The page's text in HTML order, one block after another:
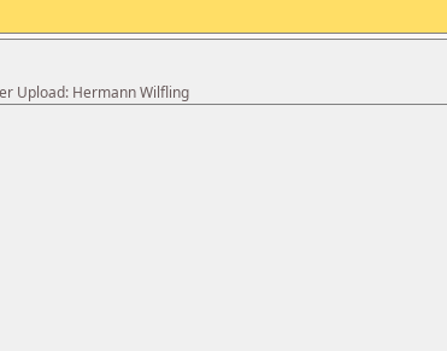
Upload: Hermann Wilfling